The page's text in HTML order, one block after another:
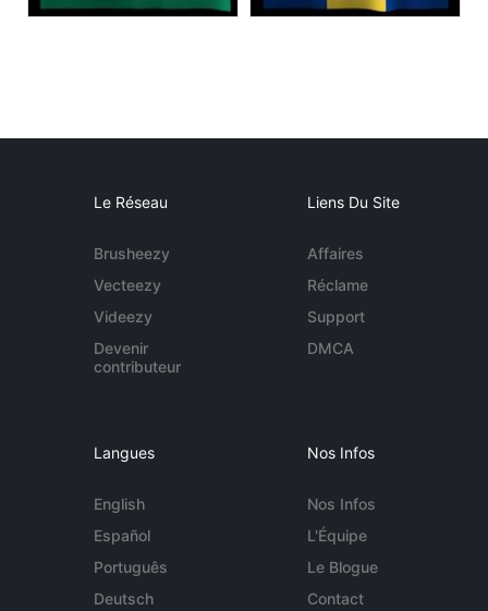
Le Réseau
Brusheezy
Vecteezy
Videezy
Devenir
contributeur
Liens Du Site
Affaires
Réclame
Support
DMCA
Langues
English
Español
Português
Deutsch
Nos Infos
Nos Infos
L'Équipe
Le Blogue
Contact